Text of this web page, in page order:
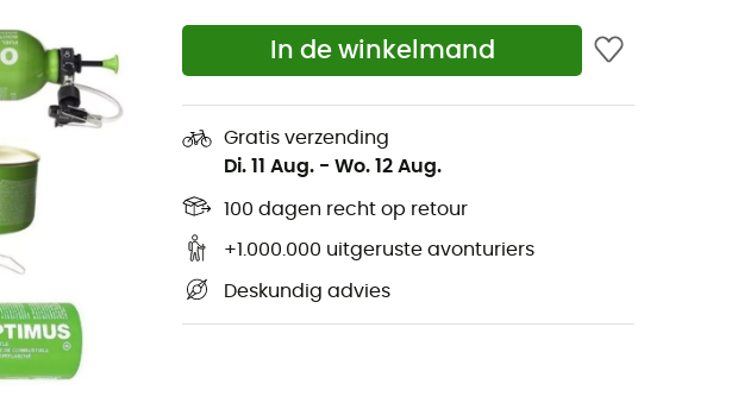
In de winkelmand
Gratis verzending
Di. 11 Aug. - Wo. 12 Aug.
100 dagen recht op retour
+1.000.000 uitgeruste avonturiers
Deskundig advies